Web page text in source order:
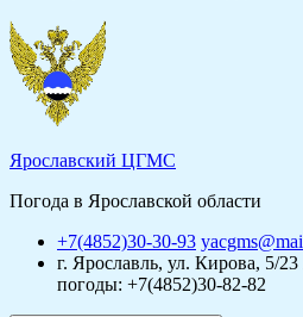
Ярославский ЦГМС
Погода в Ярославской области
+7(4852)30-30-93
г. Ярославль, ул. Кирова, 5/23
погоды: +7(4852)30-82-82